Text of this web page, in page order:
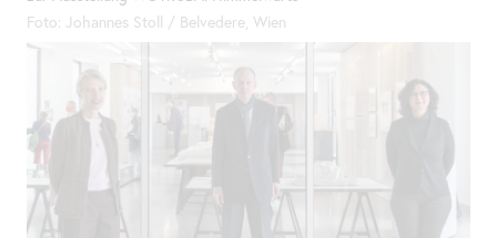
Foto: Johannes Stoll / Belvedere, Wien